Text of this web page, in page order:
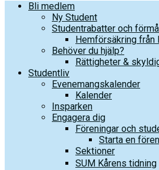
Bli medlem
Ny Student
Studentrabatter och
Hemförsäkring från
Behöver du hjälp?
Rättigheter &
Studentliv
Evenemangskalender
Kalender
Insparken
Engagera dig
Föreningar och
Starta en
Sektioner
SUM Kårens tidning